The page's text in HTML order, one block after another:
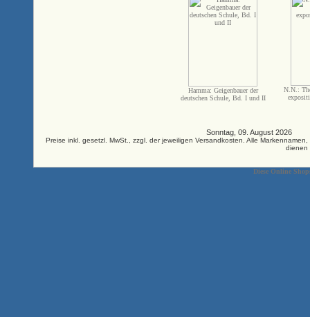
Hamma: Geigenbauer der
deutschen Schule, Bd. I und II
N.N.:
Sonntag, 09. August 2026
Preise inkl. gesetzl. MwSt., zzgl. der jeweiligen Versandkosten. Alle
dienen
Diese Online